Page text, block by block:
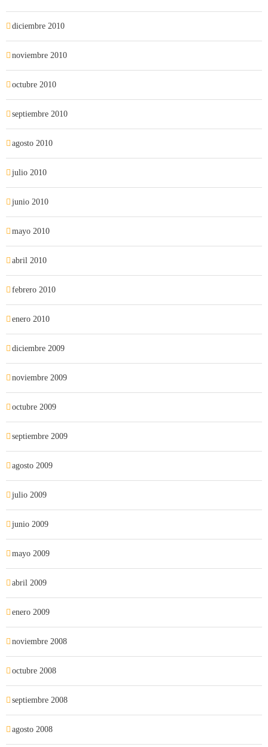
diciembre 2010
noviembre 2010
octubre 2010
septiembre 2010
agosto 2010
julio 2010
junio 2010
mayo 2010
abril 2010
febrero 2010
enero 2010
diciembre 2009
noviembre 2009
octubre 2009
septiembre 2009
agosto 2009
julio 2009
junio 2009
mayo 2009
abril 2009
enero 2009
noviembre 2008
octubre 2008
septiembre 2008
agosto 2008